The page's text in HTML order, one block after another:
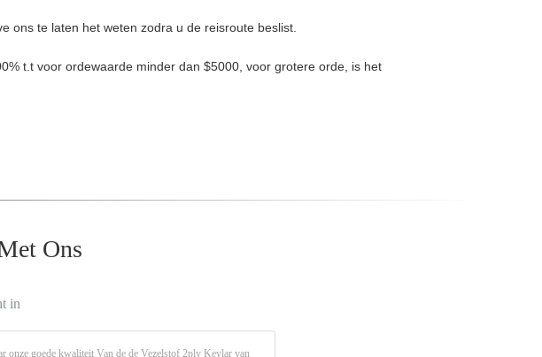
ons te laten het weten zodra u de reisroute beslist.
t.t voor ordewaarde minder dan $5000, voor grotere orde, is het
Ons
in